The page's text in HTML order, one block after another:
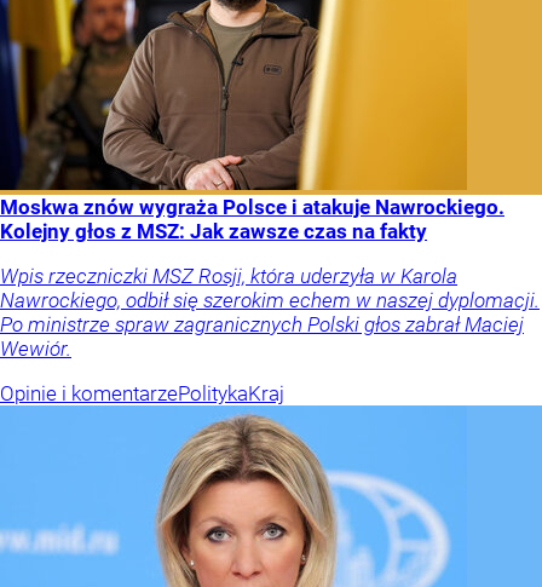
Moskwa znów wygraża Polsce i atakuje Nawrockiego.
Kolejny głos z MSZ: Jak zawsze czas na fakty
Wpis rzeczniczki MSZ Rosji, która uderzyła w Karola
Nawrockiego, odbił się szerokim echem w naszej dyplomacji.
Po ministrze spraw zagranicznych Polski głos zabrał Maciej
Wewiór.
Opinie i komentarzePolitykaKraj